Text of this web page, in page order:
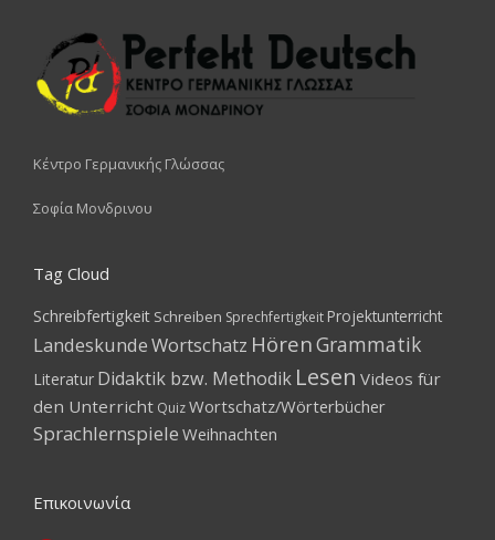
Κέντρο Γερμανικής Γλώσσας
Σοφία Μονδρινου
Tag Cloud
Schreibfertigkeit Schreiben Sprechfertigkeit Projektunterricht
LandeskundeWortschatz HörenGrammatik
Literatur Didaktik bzw. Methodik Lesen Videos für
den Unterricht QuizWortschatz/Wörterbücher
Sprachlernspiele Weihnachten
Επικοινωνία